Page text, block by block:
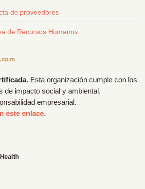
de proveedores
de Recursos Humanos
Esta organización cumple con los
de impacto social y ambiental,
empresarial.
este enlace.